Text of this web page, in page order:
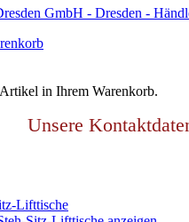
in Ihrem Warenkorb.
Unsere
Lifttische